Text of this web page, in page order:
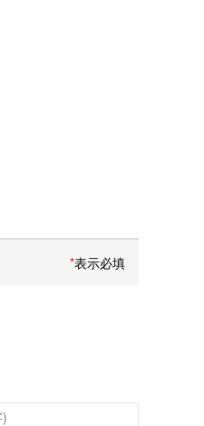
*表示必填